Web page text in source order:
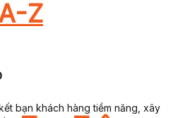
bạn khách hàng tiềm năng, xây
Z